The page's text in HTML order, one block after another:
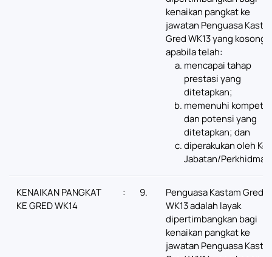
kenaikan pangkat ke
jawatan Penguasa
Gred WK13 yang kosong
apabila telah:
mencapai tahap
prestasi yang
ditetapkan;
memenuhi
dan potensi yang
ditetapkan; dan
diperakukan oleh
Jabatan/
KENAIKAN PANGKAT
KE GRED WK14
: 9.
Penguasa Kastam Gred
WK13 adalah layak
dipertimbangkan bagi
kenaikan pangkat ke
jawatan Penguasa